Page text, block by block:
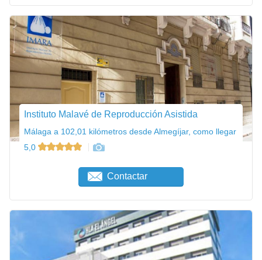
Instituto Malavé de Reproducción Asistida
Málaga a 102,01 kilómetros desde Almegíjar, como llegar
5,0
Contactar